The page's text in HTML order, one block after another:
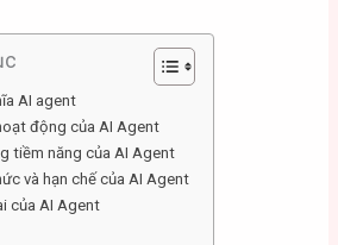
AI agent
động của AI Agent
tiềm năng của AI Agent
và hạn chế của AI Agent
của AI Agent